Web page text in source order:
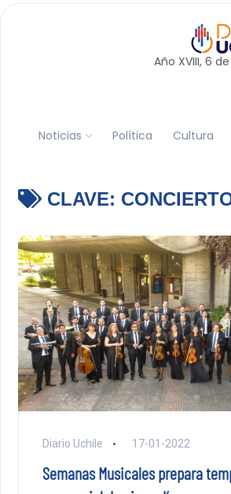
Año XVIII, 6 de
Noticias Política Cultura
CLAVE:
Diario Uchile 17-01-2022
Semanas Musicales prepara